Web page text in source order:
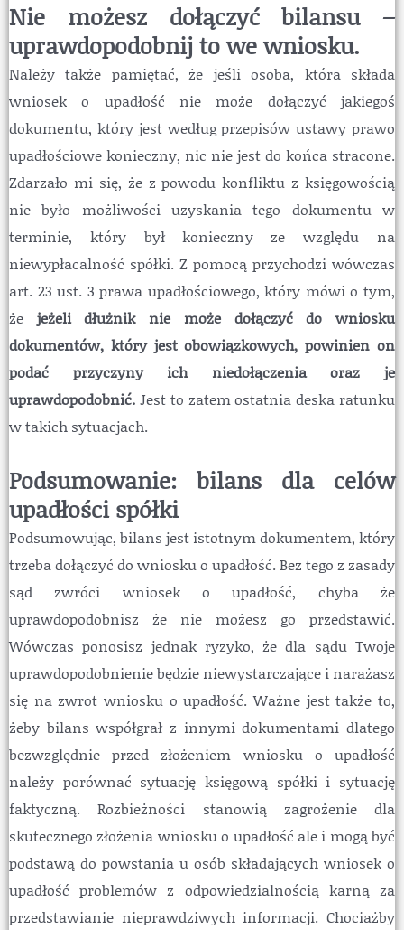
Nie możesz dołączyć bilansu –
uprawdopodobnij to we wniosku.
Należy także pamiętać, że jeśli osoba, która składa
wniosek o upadłość nie może dołączyć jakiegoś
dokumentu, który jest według przepisów ustawy prawo
upadłościowe konieczny, nic nie jest do końca stracone.
Zdarzało mi się, że z powodu konfliktu z księgowością
nie było możliwości uzyskania tego dokumentu w
terminie, który był konieczny ze względu na
niewypłacalność spółki. Z pomocą przychodzi wówczas
art. 23 ust. 3 prawa upadłościowego, który mówi o tym,
że jeżeli dłużnik nie może dołączyć do wniosku
dokumentów, który jest obowiązkowych, powinien on
podać przyczyny ich niedołączenia oraz je
uprawdopodobnić. Jest to zatem ostatnia deska ratunku
w takich sytuacjach.
Podsumowanie: bilans dla celów
upadłości spółki
Podsumowując, bilans jest istotnym dokumentem, który
trzeba dołączyć do wniosku o upadłość. Bez tego z zasady
sąd zwróci wniosek o upadłość, chyba że
uprawdopodobnisz że nie możesz go przedstawić.
Wówczas ponosisz jednak ryzyko, że dla sądu Twoje
uprawdopodobnienie będzie niewystarczające i narażasz
się na zwrot wniosku o upadłość. Ważne jest także to,
żeby bilans współgrał z innymi dokumentami dlatego
bezwzględnie przed złożeniem wniosku o upadłość
należy porównać sytuację księgową spółki i sytuację
faktyczną. Rozbieżności stanowią zagrożenie dla
skutecznego złożenia wniosku o upadłość ale i mogą być
podstawą do powstania u osób składających wniosek o
upadłość problemów z odpowiedzialnością karną za
przedstawianie nieprawdziwych informacji. Chociażby